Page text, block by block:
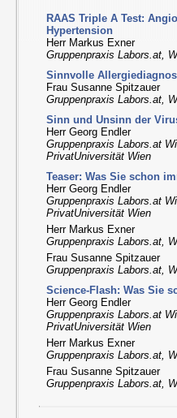
RAAS Triple A Test:
Hypertension
Herr Markus Exner
Gruppenpraxis Labors.at,
Sinnvolle
Frau Susanne Spitzauer
Gruppenpraxis Labors.at,
Sinn und Unsinn der
Herr Georg Endler
Gruppenpraxis Labors.at
PrivatUniversität Wien
Teaser: Was Sie schon
Herr Georg Endler
Gruppenpraxis Labors.at
PrivatUniversität Wien
Herr Markus Exner
Gruppenpraxis Labors.at,
Frau Susanne Spitzauer
Gruppenpraxis Labors.at,
Science-Flash: Was Sie
Herr Georg Endler
Gruppenpraxis Labors.at
PrivatUniversität Wien
Herr Markus Exner
Gruppenpraxis Labors.at,
Frau Susanne Spitzauer
Gruppenpraxis Labors.at,